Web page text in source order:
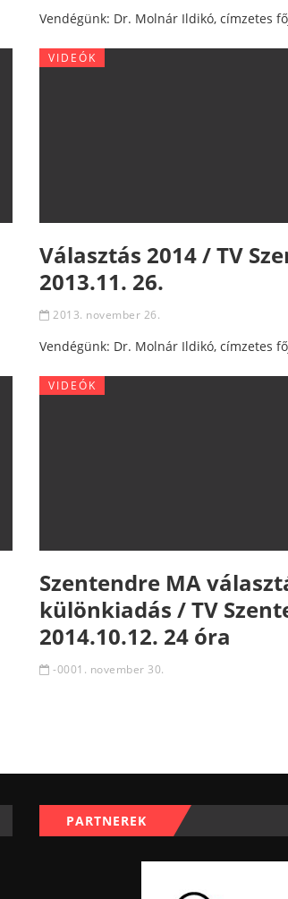
Vendégünk: Dr. Molnár Ildikó, címzetes
VIDEÓK
Választás 2014 / TV
2013.11. 26.
2013. november 26.
Vendégünk: Dr. Molnár Ildikó, címzetes
VIDEÓK
Szentendre MA
különkiadás / TV
2014.10.12. 24 óra
-0001. november 30.
PARTNEREK